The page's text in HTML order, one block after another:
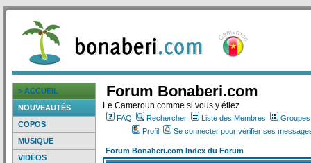
> ACCUEIL
NOUVEAUTÉS
COPOS
MUSIQUE
VIDÉOS
Forum Bonaberi.com
Le Cameroun comme si vous y étiez
FAQ Rechercher Liste des Membres
Profil
Se connecter pour vérifier ses
Forum Bonaberi.com Index du Forum